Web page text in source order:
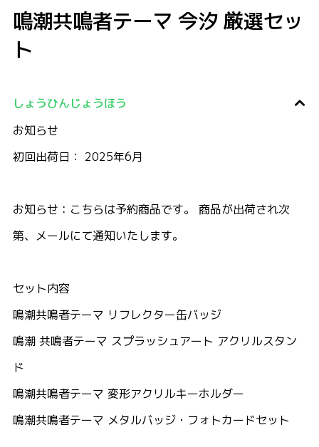
鳴潮共鳴者テーマ 今汐 厳選セッ
ト
しょうひんじょうほう
お知らせ
初回出荷日： 2025年6月
お知らせ：こちらは予約商品です。 商品が出荷され次
第、メールにて通知いたします。
セット内容
鳴潮共鳴者テーマ リフレクター缶バッジ
鳴潮 共鳴者テーマ スプラッシュアート アクリルスタン
ド
鳴潮共鳴者テーマ 変形アクリルキーホルダー
鳴潮共鳴者テーマ メタルバッジ・フォトカードセット